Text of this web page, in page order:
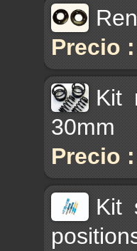
Precio
Kit
30mm
Precio
Kit